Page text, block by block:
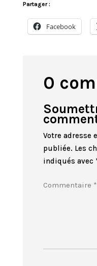
Partager :
Facebook
0
Votre adresse
publiée. Les
indiqués avec